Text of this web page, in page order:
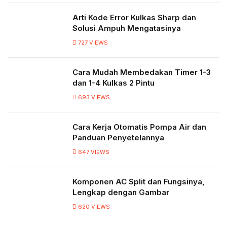
Arti Kode Error Kulkas Sharp dan
Solusi Ampuh Mengatasinya
727 VIEWS
Cara Mudah Membedakan Timer 1-3
dan 1-4 Kulkas 2 Pintu
693 VIEWS
Cara Kerja Otomatis Pompa Air dan
Panduan Penyetelannya
647 VIEWS
Komponen AC Split dan Fungsinya,
Lengkap dengan Gambar
620 VIEWS